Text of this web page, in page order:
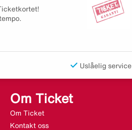
Uslåelig service
Om Ticket
Om Ticket
Kontakt oss